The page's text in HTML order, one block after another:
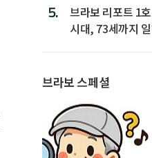
5.
브라보 리포트 1
시대, 73세까지 일
브라보 스페셜